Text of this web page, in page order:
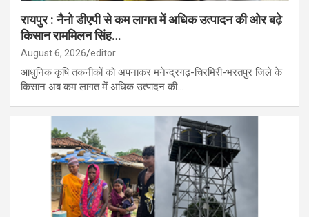
रायपुर : नैनो डीएपी से कम लागत में अधिक उत्पादन की ओर बढ़े
किसान राममिलन सिंह…
August 6, 2026 editor
आधुनिक कृषि तकनीकों को अपनाकर मनेन्द्रगढ़-चिरमिरी-भरतपुर जिले के
किसान अब कम लागत में अधिक उत्पादन की…